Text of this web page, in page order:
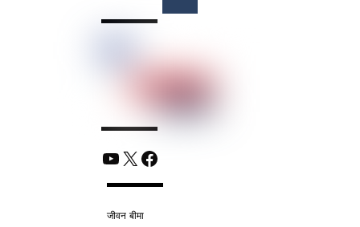
YouTube
X Facebook
जीवन बीमा